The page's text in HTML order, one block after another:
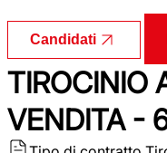
Candidati
TIROCINIO
VENDITA -